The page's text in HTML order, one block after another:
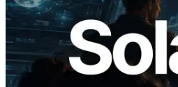
2026.05.24